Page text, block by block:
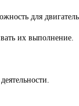
для
их выполнение.